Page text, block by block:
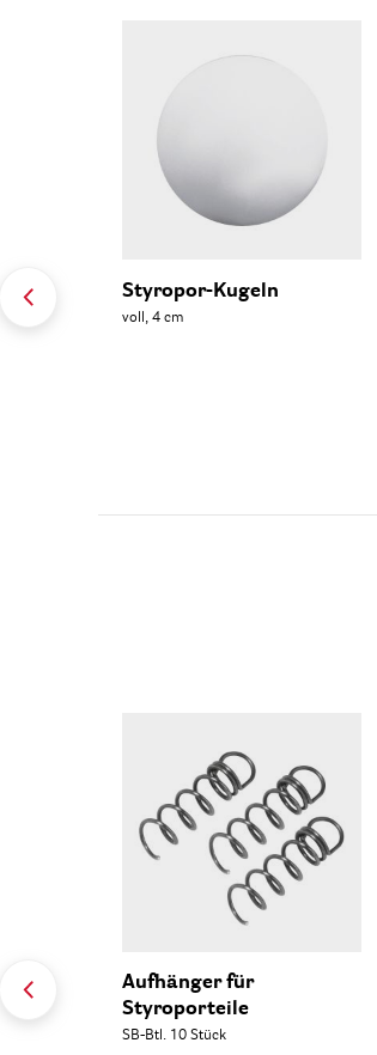
Styropor-Kugeln
voll, 4 cm
Aufhänger für
Styroporteile
SB-Btl. 10 Stück